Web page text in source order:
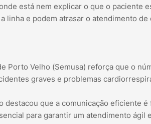
está nem explicar o que o paciente
linha e podem atrasar o atendimento de
Porto Velho (Semusa) reforça que o
graves e problemas
destacou que a comunicação eficiente
para garantir um atendimento ágil